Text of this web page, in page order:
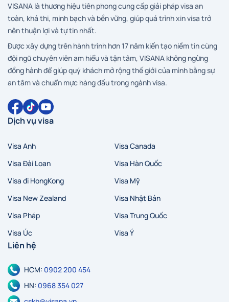
VISANA là thương hiệu tiên phong cung cấp giải pháp visa an
toàn, khả thi, minh bạch và bền vững, giúp quá trình xin visa trở
nên thuận lợi và tự tin nhất.
Được xây dựng trên hành trình hơn 17 năm kiến tạo niềm tin cùng
đội ngũ chuyên viên am hiểu và tận tâm, VISANA không ngừng
đồng hành để giúp quý khách mở rộng thế giới của mình bằng sự
an tâm và chuẩn mực hàng đầu trong ngành visa.
Dịch vụ visa
Visa Anh
Visa Canada
Visa Đài Loan
Visa Hàn Quốc
Visa đi HongKong
Visa Mỹ
Visa New Zealand
Visa Nhật Bản
Visa Pháp
Visa Trung Quốc
Visa Úc
Visa Ý
Liên hệ
HCM: 0902 200 454
HN: 0968 354 027
Hà Nội Zalo